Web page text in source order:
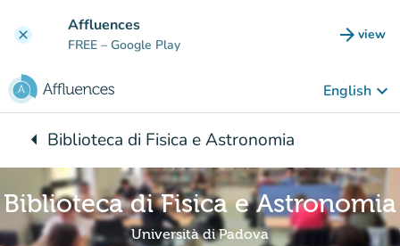
clear Affluences
FREE – Google Play arrow_forward view
(new
English keyboard_arrow_down
arrow_leftBack to:
Biblioteca di Fisica e Astronomia
Biblioteca di Fisica e Astronomia
Università di Padova